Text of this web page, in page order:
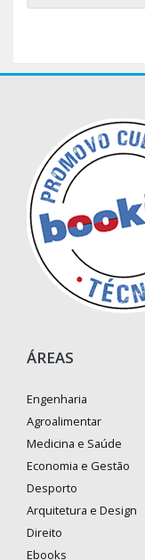
ÁREAS
Engenharia
Agroalimentar
Medicina e Saúde
Economia e Gestão
Desporto
Arquitetura e Design
Direito
Ebooks